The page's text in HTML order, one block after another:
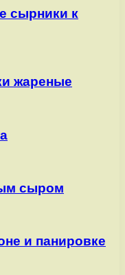
сырники к
жареные
сыром
и панировке